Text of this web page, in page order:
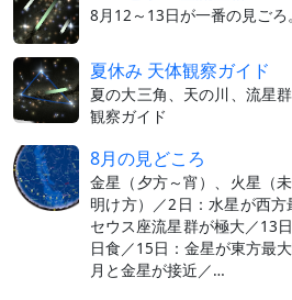
8月12～13日が一番の見ごろ
夏休み 天体観察ガイド
夏の大三角、天の川、流星
観察ガイド
8月の見どころ
金星（夕方～宵）、火星（
明け方）／2日：水星が西
セウス座流星群が極大／13
日食／15日：金星が東方最
月と金星が接近／…